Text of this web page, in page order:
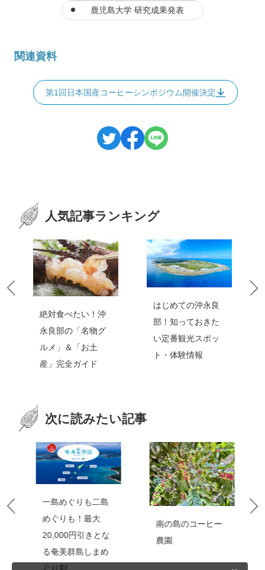
鹿児島大学 研究成果発表
関連資料
第1回日本国産コーヒーシンポジウム開催決定
人気記事ランキング
絶対食べたい！沖
永良部の「名物グ
ルメ」＆「お土
産」完全ガイド
はじめての沖永良
部！知っておきた
い定番観光スポッ
ト・体験情報
次に読みたい記事
一島めぐりも二島
めぐりも！最大
20,000円引きとな
る奄美群島しまめ
南の島のコーヒー
農園